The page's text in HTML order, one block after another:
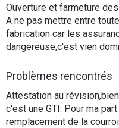
Ouverture et farmeture
A ne pas mettre entre
fabrication car les
dangereuse,c'est vien
Problèmes rencontrés
Attestation au
c'est une GTI. Pour ma
remplacement de la